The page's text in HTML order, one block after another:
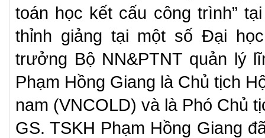
toán học kết cấu công trình”
thỉnh giảng tại một số Đại
trưởng Bộ NN&PTNT quản lý
Phạm Hồng Giang là Chủ tịch
nam (VNCOLD) và là Phó Chủ
GS. TSKH Phạm Hồng Giang